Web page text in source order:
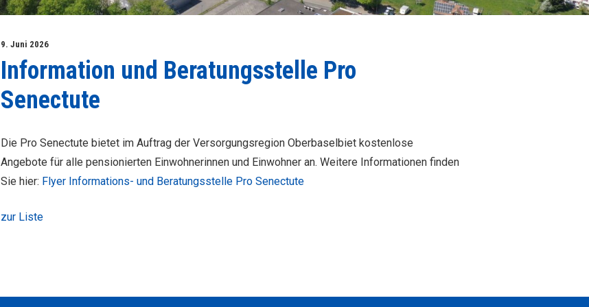
Information und Beratungsstelle Pro
Senectute
9. Juni 2026
Die Pro Senectute bietet im Auftrag der Versorgungsregion Oberbaselbiet kostenlose
Angebote für alle pensionierten Einwohnerinnen und Einwohner an. Weitere Informationen finden
Sie hier: Flyer Informations- und Beratungsstelle Pro Senectute
zur Liste